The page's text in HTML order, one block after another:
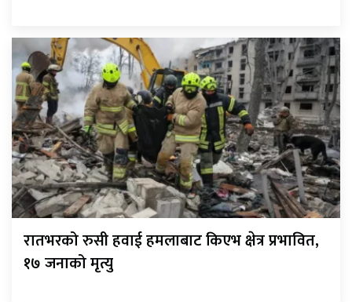
रातभरको रुसी हवाई हमलाबाट किएभ क्षेत्र प्रभावित,
१७ जनाको मृत्यु